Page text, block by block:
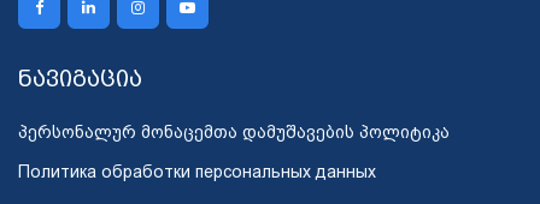
ნავიგაცია
პერსონალურ მონაცემთა დამუშავების პოლიტიკა
Политика обработки персональных данных